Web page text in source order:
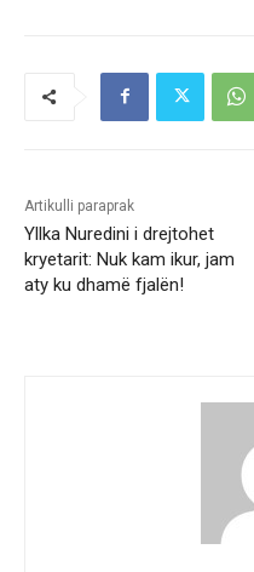
Artikulli paraprak
Yllka Nuredini i drejtohet
kryetarit: Nuk kam ikur, jam
aty ku dhamë fjalën!